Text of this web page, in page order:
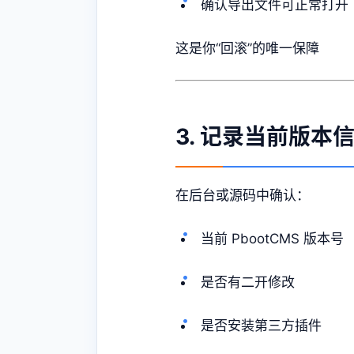
确认导出文件可正常打开
这是你“回滚”的唯一保障
3. 记录当前版本
在后台或源码中确认：
当前 PbootCMS 版本号
是否有二开修改
是否安装第三方插件